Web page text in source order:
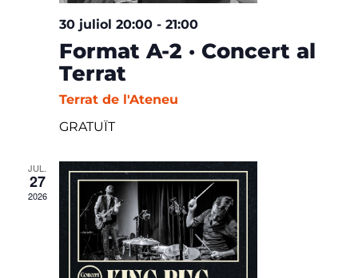
30 juliol 20:00- 21:00
Format A-2 · Concert al
Terrat
Terrat de l'Ateneu
GRATUÏT
JUL.
27
2026